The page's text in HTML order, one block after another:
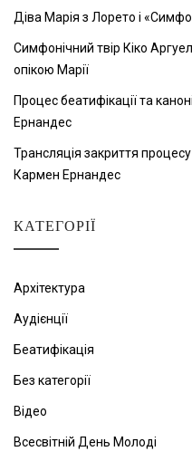
Діва Марія з Лорето і
Симфонічний твір Кіко
опікою Марії
Процес беатифікації та
Ернандес
Трансляція закриття процесу
Кармен Ернандес
КАТЕГОРІЇ
Архітектура
Аудієнції
Беатифікація
Без категорії
Відео
Всесвітній День Молоді